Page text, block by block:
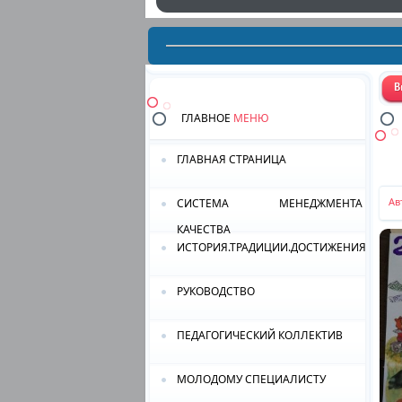
ГЛАВНОЕ МЕНЮ
ГЛАВНАЯ СТРАНИЦА
СИСТЕМА МЕНЕДЖМЕНТА
КАЧЕСТВА
ИСТОРИЯ.ТРАДИЦИИ.ДОСТИЖЕНИЯ.
РУКОВОДСТВО
ПЕДАГОГИЧЕСКИЙ КОЛЛЕКТИВ
МОЛОДОМУ СПЕЦИАЛИСТУ